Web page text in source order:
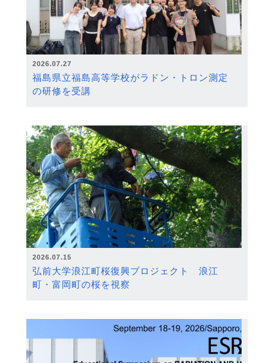
2026.07.27
福島県立福島高等学校がラドン・トロン測定
の研修を受講
2026.07.15
弘前大学浪江町桜復興プロジェクト 浪江
町・富岡町の桜を視察